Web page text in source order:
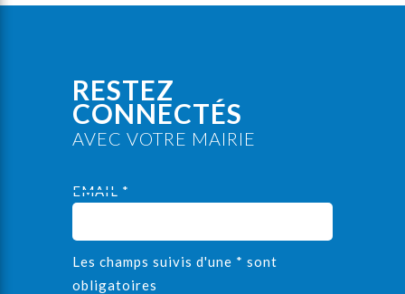
RESTEZ
CONNECTÉS
AVEC VOTRE MAIRIE
EMAIL *
Les champs suivis d'une * sont
obligatoires